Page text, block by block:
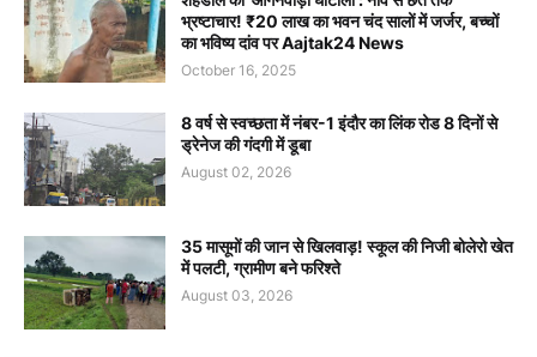
भ्रष्टाचार! ₹20 लाख का भवन चंद सालों में जर्जर, बच्चों
का भविष्य दांव पर Aajtak24 News
October 16, 2025
8 वर्ष से स्वच्छता में नंबर-1 इंदौर का लिंक रोड 8 दिनों से
ड्रेनेज की गंदगी में डूबा
August 02, 2026
35 मासूमों की जान से खिलवाड़! स्कूल की निजी बोलेरो खेत
में पलटी, ग्रामीण बने फरिश्ते
August 03, 2026